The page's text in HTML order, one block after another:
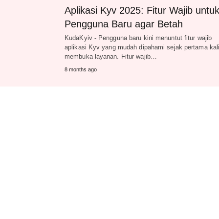
Aplikasi Kyv 2025: Fitur Wajib untuk
Pengguna Baru agar Betah
KudaKyiv - Pengguna baru kini menuntut fitur wajib
aplikasi Kyv yang mudah dipahami sejak pertama
membuka layanan. Fitur wajib…
8 months ago